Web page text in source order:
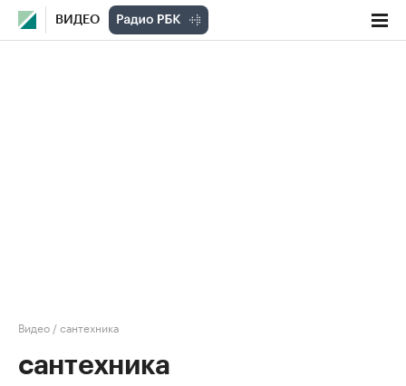
ВИДЕО
Видео /сантехника
сантехника